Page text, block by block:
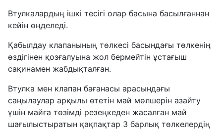
Втулкалардың ішкі тесігі олар басына басылғаннан
кейін өңделеді.
Қабылдау клапанының төлкесі басындағы төлкенің
өздігінен қозғалуына жол бермейтін ұстағыш
сақинамен жабдықталған.
Втулка мен клапан бағанасы арасындағы
саңылаулар арқылы өтетін май мөлшерін азайту
үшін майға төзімді резеңкеден жасалған май
шағылыстыратын қақпақтар 3 барлық төлкелердің